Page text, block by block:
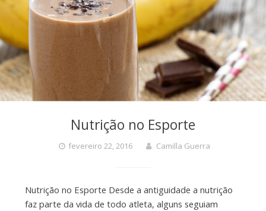
Nutrição no Esporte
fevereiro 22, 2016 Camilla Guerra
Nutrição no Esporte Desde a antiguidade a nutrição
faz parte da vida de todo atleta, alguns seguiam